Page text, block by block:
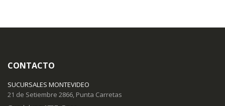
CONTACTO
SUCURSALES MONTEVIDEO
21 de Setiembre 2866, Punta Carretas